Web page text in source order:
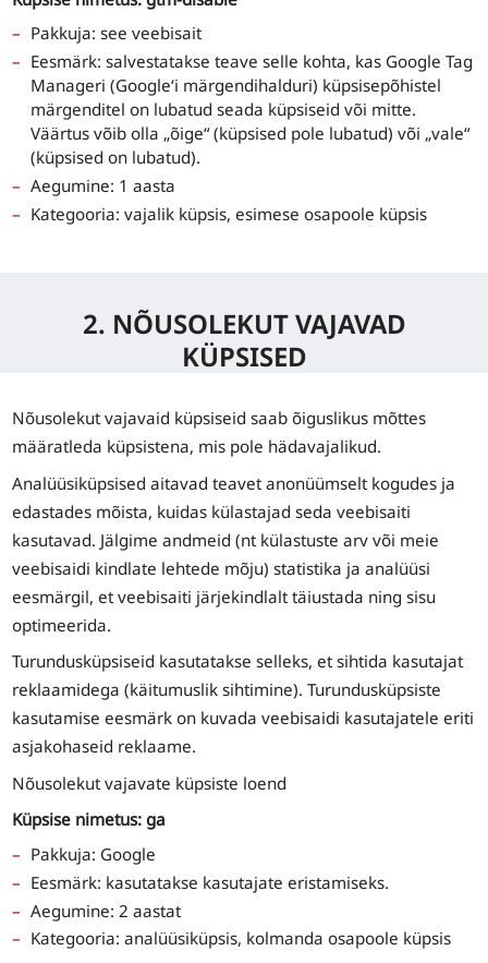
Pakkuja: see veebisait
Eesmärk: salvestatakse teave selle kohta, kas Google Tag
Manageri (Google‘i märgendihalduri) küpsisepõhistel
märgenditel on lubatud seada küpsiseid või mitte.
Väärtus võib olla „õige“ (küpsised pole lubatud) või „vale“
(küpsised on lubatud).
Aegumine: 1 aasta
Kategooria: vajalik küpsis, esimese osapoole küpsis
2. NÕUSOLEKUT VAJAVAD
KÜPSISED
Nõusolekut vajavaid küpsiseid saab õiguslikus mõttes
määratleda küpsistena, mis pole hädavajalikud.
Analüüsiküpsised aitavad teavet anonüümselt kogudes ja
edastades mõista, kuidas külastajad seda veebisaiti
kasutavad. Jälgime andmeid (nt külastuste arv või meie
veebisaidi kindlate lehtede mõju) statistika ja analüüsi
eesmärgil, et veebisaiti järjekindlalt täiustada ning sisu
optimeerida.
Turundusküpsiseid kasutatakse selleks, et sihtida kasutajat
reklaamidega (käitumuslik sihtimine). Turundusküpsiste
kasutamise eesmärk on kuvada veebisaidi kasutajatele eriti
asjakohaseid reklaame.
Nõusolekut vajavate küpsiste loend
Küpsise nimetus: ga
Pakkuja: Google
Eesmärk: kasutatakse kasutajate eristamiseks.
Aegumine: 2 aastat
Kategooria: analüüsiküpsis, kolmanda osapoole küpsis